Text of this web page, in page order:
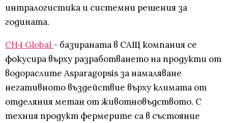
интралогистика и системни решения за
годината.
CH4 Global - базираната в САЩ компания се
фокусира върху разработването на продукти от
водораслите Asparagopsis за намаляване
негативното въздействие върху климата от
отделяния метан от животновъдството. С
техния продукт фермерите са в състояние